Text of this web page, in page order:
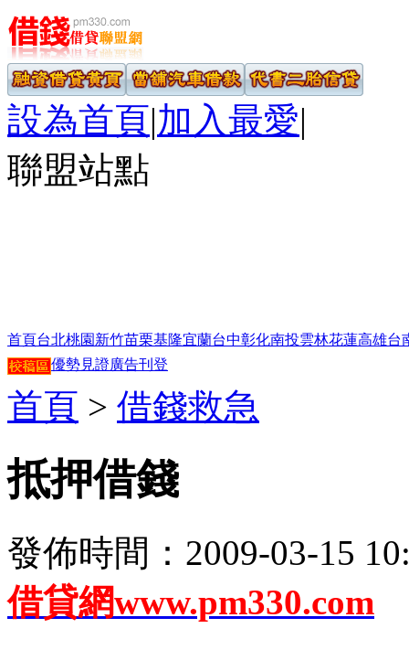
設為首頁|加入最愛|
聯盟站點
首頁台北桃園 新竹苗栗基隆宜蘭台中彰化南投雲林花蓮高雄台
優勢見證廣告刊登
首頁 > 借錢救急
抵押借錢
發佈時間：2009-03-15
借貸網www.pm330.com